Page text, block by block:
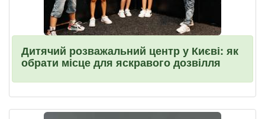
Дитячий розважальний центр у Києві: як
обрати місце для яскравого дозвілля